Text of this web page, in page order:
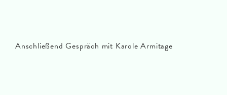
Anschließend Gespräch mit Karole Armitage